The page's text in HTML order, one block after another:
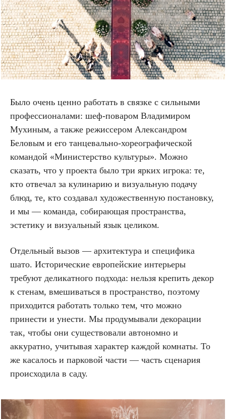
Было очень ценно работать в связке с сильными
профессионалами: шеф-поваром Владимиром
Мухиным, а также режиссером Александром
Беловым и его танцевально-хореографической
командой «Министерство культуры». Можно
сказать, что у проекта было три ярких игрока: те,
кто отвечал за кулинарию и визуальную подачу
блюд, те, кто создавал художественную постановку,
и мы — команда, собирающая пространства,
эстетику и визуальный язык целиком.
Отдельный вызов — архитектура и специфика
шато. Исторические европейские интерьеры
требуют деликатного подхода: нельзя крепить декор
к стенам, вмешиваться в пространство, поэтому
приходится работать только тем, что можно
принести и унести. Мы продумывали декорации
так, чтобы они существовали автономно и
аккуратно, учитывая характер каждой комнаты. То
же касалось и парковой части — часть сценария
происходила в саду.